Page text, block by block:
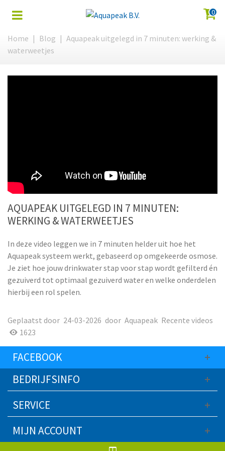
0
Home | Blog | Aquapeak uitgelegd in 7 minuten: werking &
waterweetjes
AQUAPEAK UITGELEGD IN 7 MINUTEN:
WERKING & WATERWEETJES
In deze video leggen we in 7 minuten helder uit hoe het
Aquapeak systeem werkt, gebaseerd op omgekeerde osmose.
Je ziet hoe jouw drinkwater stap voor stap wordt gefilterd én
gezuiverd tot optimaal gezuiverd water en welke onderdelen
hierbij een rol spelen.
Geplaatst door 24-03-2026 door Aquapeak Recente videos
1623
FACEBOOK
BEDRIJFSINFO
SERVICE
MIJN ACCOUNT